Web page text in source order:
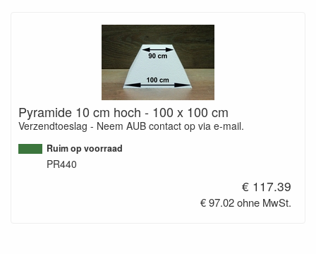
Pyramide 10 cm hoch - 100 x 100 cm
Verzendtoeslag - Neem AUB contact op via e-mail.
Ruim op voorraad
PR440
€ 117.39
€ 97.02 ohne MwSt.